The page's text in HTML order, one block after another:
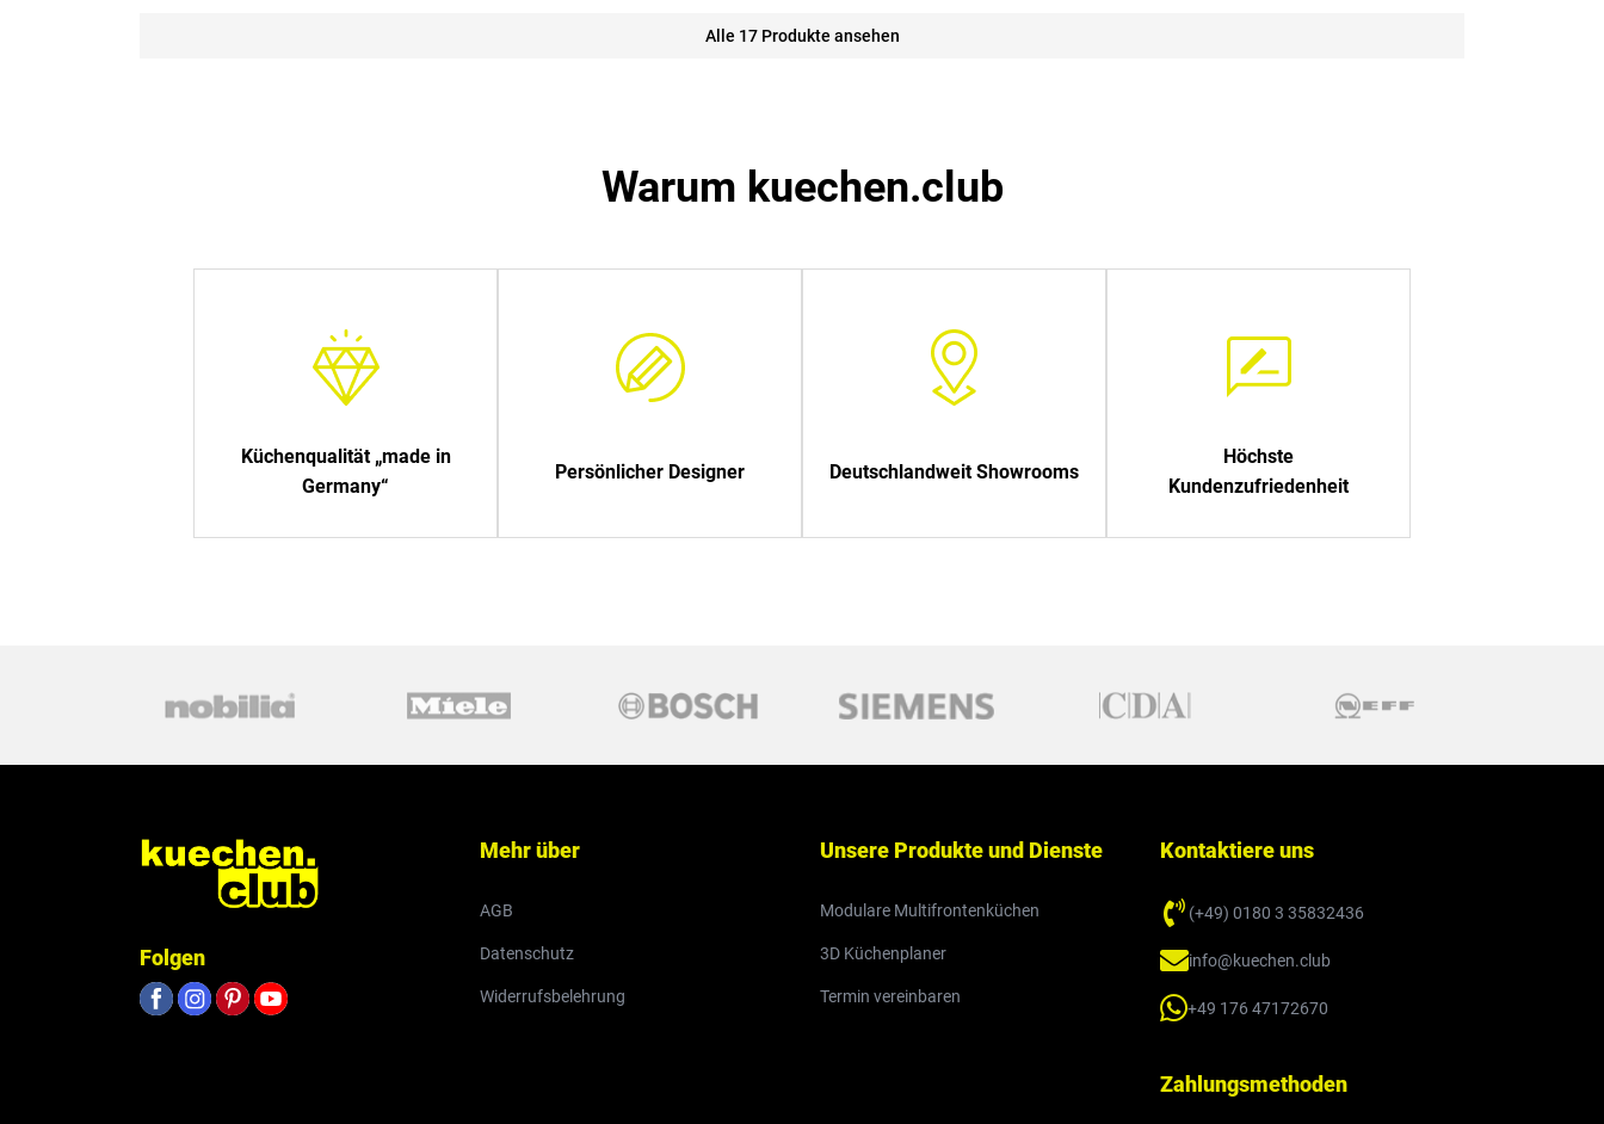
Alle 17 Produkte ansehen
Warum kuechen.club
Küchenqualität „made in
Germany“
Persönlicher Designer Deutschlandweit Showrooms
Höchste
Kundenzufriedenheit
Mehr über
AGB
Datenschutz
Widerrufsbelehrung
Unsere Produkte und Dienste
Modulare Multifrontenküchen
3D Küchenplaner
Termin vereinbaren
Kontaktiere uns
(+49) 0180 3 35832436
info@kuechen.club
+49 176 47172670
Zahlungsmethoden
Folgen